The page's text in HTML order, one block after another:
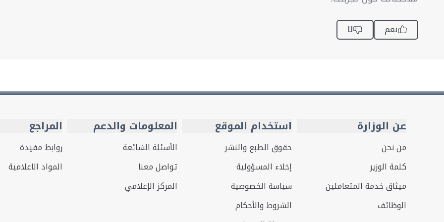
نعم لا
عن الوزارة
من نحن
كلمة الوزير
ميثاق خدمة المتعاملين
الوظائف
استخدام الموقع
حقوق الطبع والنشر
إخلاء المسؤولية
سياسة الخصوصية
الشروط والأحكام
المعلومات والدعم
الأسئلة الشائعة
تواصل معنا
المركز الإعلامي
المراجع
روابط مفيدة
المواد الاعلامية